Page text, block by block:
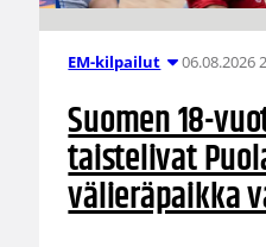
EM-kilpailut 06.08.2026
Suomen 18-
taistelivat
välieräpaikka